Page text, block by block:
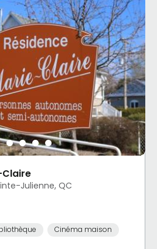
Claire
Julienne, QC
Cinéma maison